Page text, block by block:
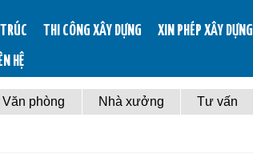
THI CÔNG XÂY DỰNG XIN PHÉP XÂY DỰNG
HỆ
phòng Nhà xưởng Tư vấn